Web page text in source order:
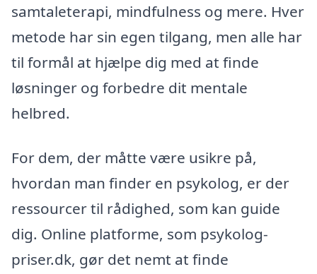
samtaleterapi, mindfulness og mere. Hver
metode har sin egen tilgang, men alle har
til formål at hjælpe dig med at finde
løsninger og forbedre dit mentale
helbred.
For dem, der måtte være usikre på,
hvordan man finder en psykolog, er der
ressourcer til rådighed, som kan guide
dig. Online platforme, som psykolog-
priser.dk, gør det nemt at finde